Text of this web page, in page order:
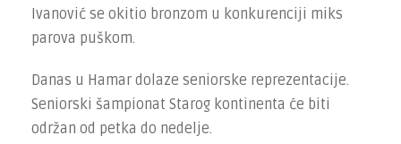
Ivanović se okitio bronzom u konkurenciji miks
parova puškom.
Danas u Hamar dolaze seniorske reprezentacije.
Seniorski šampionat Starog kontinenta će biti
održan od petka do nedelje.